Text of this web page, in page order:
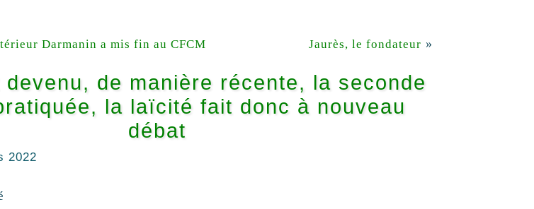
Darmanin a mis fin au CFCM Jaurès, le fondateur »
devenu, de manière récente, la seconde
la laïcité fait donc à nouveau
débat
2022